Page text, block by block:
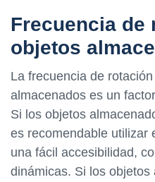
Frecuencia de
objetos
La frecuencia de
almacenados es un
Si los objetos
es recomendable utilizar
una fácil accesibilidad,
dinámicas. Si los